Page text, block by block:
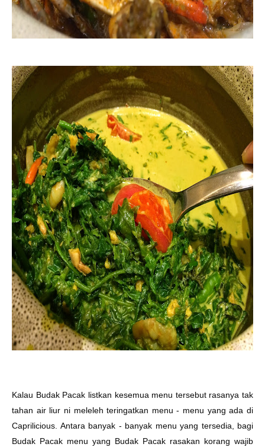
Kalau Budak Pacak listkan kesemua menu tersebut rasanya tak
tahan air liur ni meleleh teringatkan menu - menu yang ada di
Caprilicious. Antara banyak - banyak menu yang tersedia, bagi
Budak Pacak menu yang Budak Pacak rasakan korang wajib